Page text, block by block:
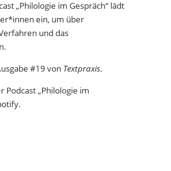
„Philologie im Gespräch“ lädt
ein, um über
und das
#19 von Textpraxis.
„Philologie im